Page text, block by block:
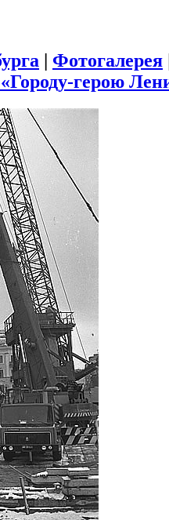
| Фотогалерея
герою